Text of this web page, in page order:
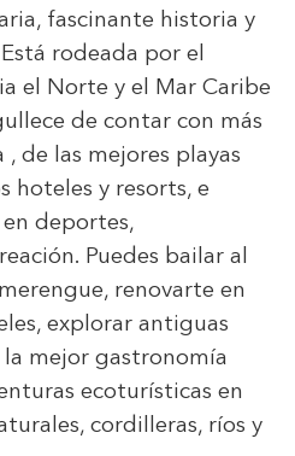
fascinante historia y
rodeada por el
el Norte y el Mar Caribe
de contar con más
de las mejores playas
hoteles y resorts, e
deportes,
Puedes bailar al
renovarte en
explorar antiguas
mejor gastronomía
ecoturísticas en
cordilleras, ríos y